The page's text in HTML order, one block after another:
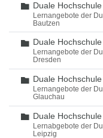
Ordner
Duale
Lernangebote der
Bautzen
Ordner
Duale
Lernangebote der
Dresden
Ordner
Duale
Lernangebote der
Glauchau
Ordner
Duale
Lernabgebote der
Leipzig